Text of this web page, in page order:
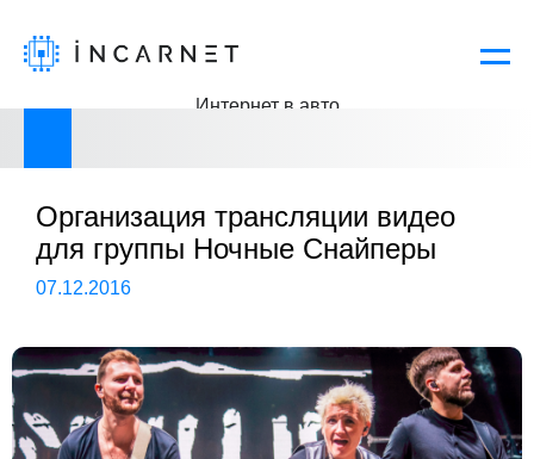
Интернет в авто
Решения
История компании
Новости
Документы
Организация трансляции видео
для группы Ночные Снайперы
07.12.2016